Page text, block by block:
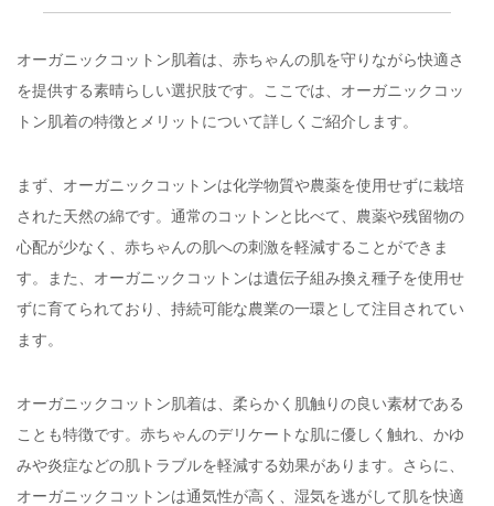
オーガニックコットン肌着は、赤ちゃんの肌を守りながら快適さ
を提供する素晴らしい選択肢です。ここでは、オーガニックコッ
トン肌着の特徴とメリットについて詳しくご紹介します。
まず、オーガニックコットンは化学物質や農薬を使用せずに栽培
された天然の綿です。通常のコットンと比べて、農薬や残留物の
心配が少なく、赤ちゃんの肌への刺激を軽減することができま
す。また、オーガニックコットンは遺伝子組み換え種子を使用せ
ずに育てられており、持続可能な農業の一環として注目されてい
ます。
オーガニックコットン肌着は、柔らかく肌触りの良い素材である
ことも特徴です。赤ちゃんのデリケートな肌に優しく触れ、かゆ
みや炎症などの肌トラブルを軽減する効果があります。さらに、
オーガニックコットンは通気性が高く、湿気を逃がして肌を快適